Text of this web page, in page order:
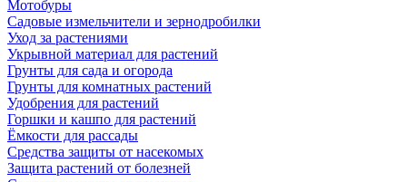
Мотобуры
Садовые измельчители и зернодробилки
Уход за растениями
Укрывной материал для растений
Грунты для сада и огорода
Грунты для комнатных растений
Удобрения для растений
Горшки и кашпо для растений
Ёмкости для рассады
Средства защиты от насекомых
Защита растений от болезней